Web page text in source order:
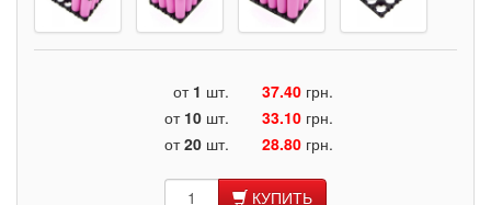
от 1 шт. 37.40 грн.
от 10 шт. 33.10 грн.
от20 шт. 28.80 грн.
КУПИТЬ